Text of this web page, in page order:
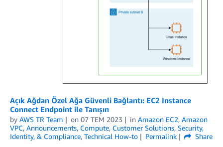
Açık Ağdan Özel Ağa Güvenli Bağlantı: EC2 Instance
Connect Endpoint ile Tanışın
by AWS TR Team on 07 TEM 2023 in Amazon EC2, Amazon
VPC, Announcements, Compute, Customer Solutions, Security,
Identity, & Compliance, Technical How-to Permalink
Share